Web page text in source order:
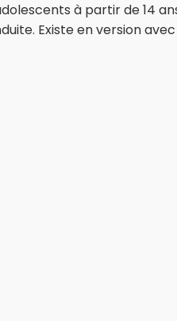
à partir de 14
Existe en version